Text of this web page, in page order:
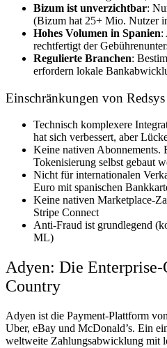
Bizum ist unverzichtbar:
(Bizum hat 25+ Mio. Nutzer
Hohes Volumen in Spanien:
rechtfertigt der
Regulierte Branchen:
erfordern lokale
Einschränkungen von Redsys
Technisch komplexere
hat sich verbessert, aber
Keine nativen
Tokenisierung selbst gebaut
Nicht für internationalen
Euro mit spanischen
Keine nativen Marketplace-
Stripe Connect
Anti-Fraud ist grundlegend
ML)
Adyen: Die
Country
Adyen ist die Payment-Plattform
Uber, eBay und McDonald’s. Ein
weltweite Zahlungsabwicklung mit